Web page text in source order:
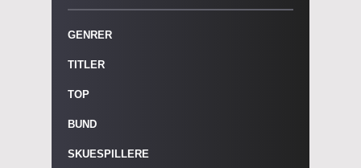
GENRER
TITLER
TOP
BUND
SKUESPILLERE